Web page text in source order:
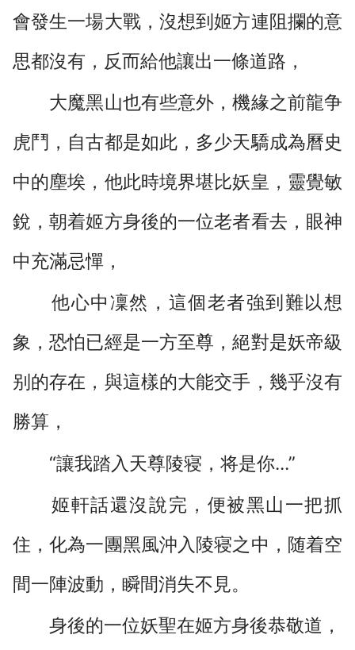
會發生一場大戰，沒想到姬方連阻攔的意
思都沒有，反而給他讓出一條道路，
大魔黑山也有些意外，機緣之前龍争
虎鬥，自古都是如此，多少天驕成為曆史
中的塵埃，他此時境界堪比妖皇，靈覺敏
銳，朝着姬方身後的一位老者看去，眼神
中充滿忌憚，
他心中凜然，這個老者強到難以想
象，恐怕已經是一方至尊，絕對是妖帝級
别的存在，與這樣的大能交手，幾乎沒有
勝算，
“讓我踏入天尊陵寝，将是你...”
姬軒話還沒說完，便被黑山一把抓
住，化為一團黑風沖入陵寝之中，随着空
間一陣波動，瞬間消失不見。
身後的一位妖聖在姬方身後恭敬道，